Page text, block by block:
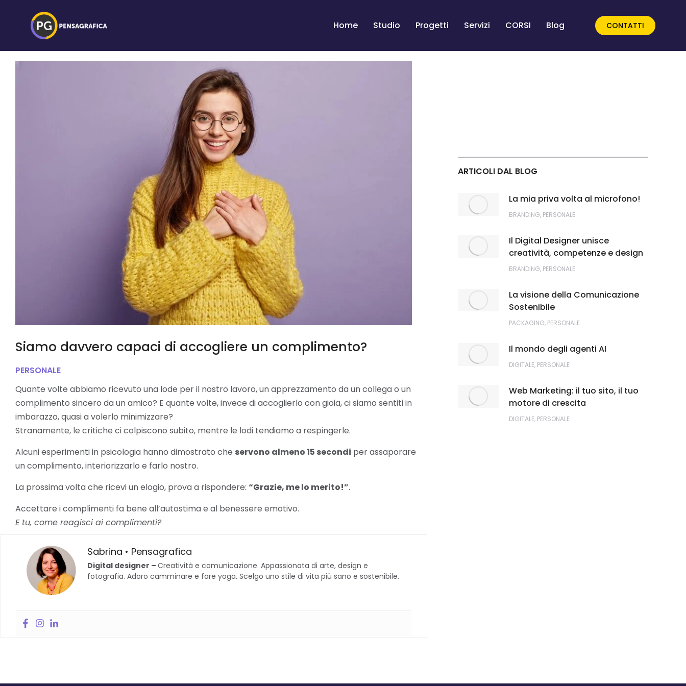
Home Studio Progetti Servizi CORSI Blog CONTATTI
Siamo davvero capaci di accogliere un complimento?
PERSONALE
Quante volte abbiamo ricevuto una lode per il nostro lavoro, un apprezzamento da un collega o un
complimento sincero da un amico? E quante volte, invece di accoglierlo con gioia, ci siamo sentiti in
imbarazzo, quasi a volerlo minimizzare?
Stranamente, le critiche ci colpiscono subito, mentre le lodi tendiamo a respingerle.
Alcuni esperimenti in psicologia hanno dimostrato che servono almeno 15 secondi per assaporare
un complimento, interiorizzarlo e farlo nostro.
La prossima volta che ricevi un elogio, prova a rispondere: “Grazie, me lo merito!”.
Accettare i complimenti fa bene all’autostima e al benessere emotivo.
E tu, come reagisci ai complimenti?
Sabrina • Pensagrafica
Digital designer – Creatività e comunicazione. Appassionata di arte, design e
fotografia. Adoro camminare e fare yoga. Scelgo uno stile di vita più sano e sostenibile.
ARTICOLI DAL BLOG
La mia priva volta al microfono!
BRANDING, PERSONALE
Il Digital Designer unisce
creatività, competenze e design
BRANDING, PERSONALE
La visione della Comunicazione
Sostenibile
PACKAGING, PERSONALE
Il mondo degli agenti AI
DIGITALE, PERSONALE
Web Marketing: il tuo sito, il tuo
motore di crescita
DIGITALE, PERSONALE